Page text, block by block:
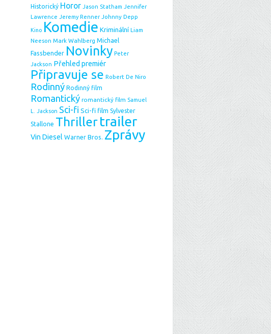
Historický Horor Jason Statham Jennifer
Lawrence Jeremy Renner Johnny Depp
Kino Komedie Kriminální Liam
Neeson Mark Wahlberg Michael
Fassbender Novinky Peter
Jackson Přehled premiér
Připravuje se Robert De Niro
Rodinný Rodinný film
Romantický romantický film Samuel
L. Jackson Sci-fi Sci-fi film Sylvester
Stallone Thrillertrailer
Vin Diesel Warner Bros. Zprávy